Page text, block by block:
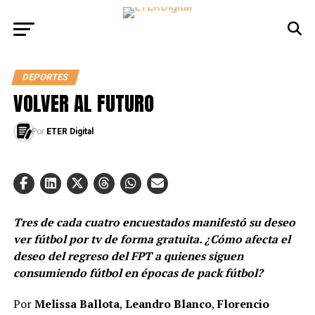
DEPORTES
VOLVER AL FUTURO
Por ETER Digital
Tres de cada cuatro encuestados manifestó su deseo
ver fútbol por tv de forma gratuita. ¿Cómo afecta el
deseo del regreso del FPT a quienes siguen
consumiendo fútbol en épocas de pack fútbol?
PorMelissa Ballota, Leandro Blanco,Florencio